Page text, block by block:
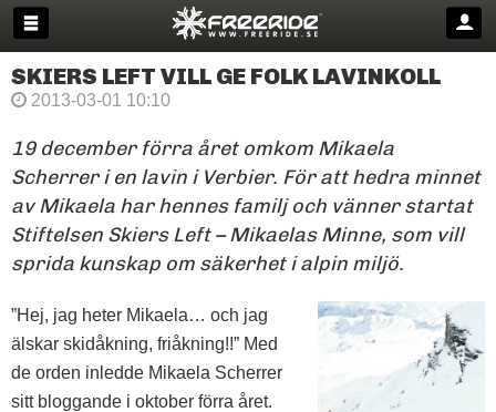
SKIERS LEFT VILL GE FOLK LAVINKOLL
2013-03-01 10:10
19 december förra året omkom Mikaela
Scherrer i en lavin i Verbier. För att hedra minnet
av Mikaela har hennes familj och vänner startat
Stiftelsen Skiers Left – Mikaelas Minne, som vill
sprida kunskap om säkerhet i alpin miljö.
”Hej, jag heter Mikaela… och jag
älskar skidåkning, friåkning!!” Med
de orden inledde Mikaela Scherrer
sitt bloggande i oktober förra året.